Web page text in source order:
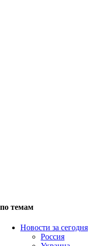
по темам
Новости за сегодня
Россия